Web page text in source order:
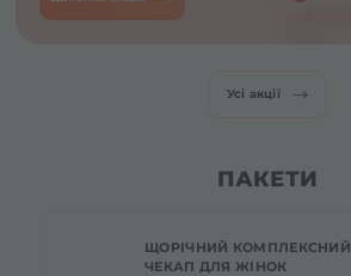
Усі акції
ПАКЕТИ
ЩОРІЧНИЙ КОМПЛЕКСНИЙ
ЧЕКАП ДЛЯ ЖІНОК